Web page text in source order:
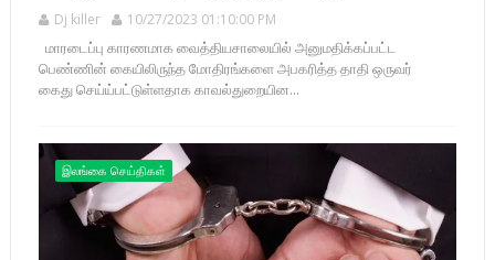
Dj killer 10/27/2023 01:10:00 PM
மாரடைப்பு காரணமாக வைத்தியசாலையில் அனுமதிக்கப்பட்ட
பெண்ணின் கையிலிருந்த மோதிரங்களை அபகரித்த தாதி ஒருவர்
கைது செய்ய்பட்டுள்ளதாக காவல்துறையின...
இலங்கை செய்திகள்